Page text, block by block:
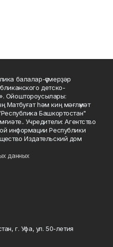
балалар-үҫмерҙәр
детско-
Ойоштороусылары:
Матбуғат һәм киң мәғлүмәт
Башкортостан"
Учредители: Агентство
информации Республики
Издательский дом
данных
г. Уфа, ул. 50-летия